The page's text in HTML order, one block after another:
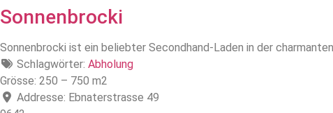
Sonnenbrocki
Sonnenbrocki ist ein beliebter Secondhand-Laden in der
Schlagwörter: Abholung
Grösse: 250 – 750 m2
Addresse: Ebnaterstrasse 49